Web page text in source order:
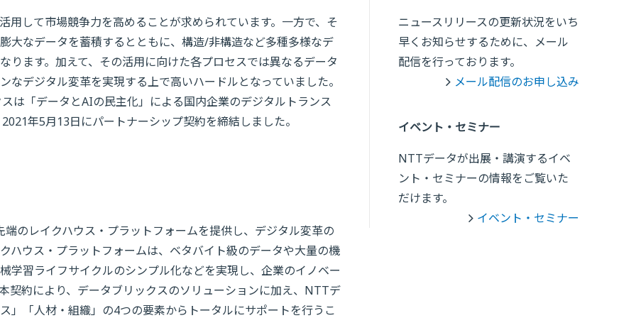
用して市場競争力を高めることが求められています。一方で、そ
大なデータを蓄積するとともに、構造/非構造など多種多様なデ
ります。加えて、その活用に向けた各プロセスでは異なるデータ
デジタル変革を実現する上で高いハードルとなっていました。
は「データとAIの民主化」による国内企業のデジタルトランス
年5月13日にパートナーシップ契約を締結しました。
のレイクハウス・プラットフォームを提供し、デジタル変革の
ハウス・プラットフォームは、ベタバイト級のデータや大量の機
学習ライフサイクルのシンプル化などを実現し、企業のイノベー
契約により、データブリックスのソリューションに加え、NTTデ
」「人材・組織」の4つの要素からトータルにサポートを行うこ
ニュースリリースの更新状況をいち
早くお知らせするために、メール
配信を行っております。
メール配信のお申し込み
イベント・セミナー
NTTデータが出展・講演するイベ
ント・セミナーの情報をご覧いた
だけます。
イベント・セミナー